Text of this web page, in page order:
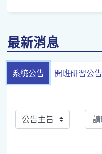
最新消息
系統公告 開班研習公告